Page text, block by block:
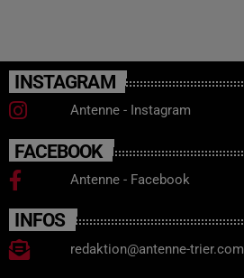
INSTAGRAM
Antenne - Instagram
FACEBOOK
Antenne - Facebook
INFOS
redaktion@antenne-trier.com